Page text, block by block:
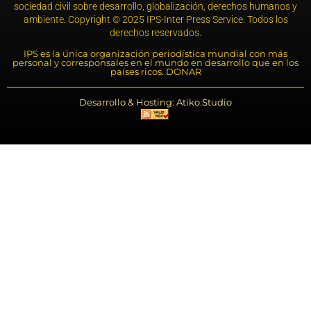
sociedad civil sobre desarrollo, globalización, derechos humanos y
ambiente. Copyright © 2025 IPS-Inter Press Service. Todos los
derechos reservados.
IPS es la única organización periodística mundial con más
personal y corresponsales en el mundo en desarrollo que en los
países ricos. DONAR
Desarrollo & Hosting: Atiko.Studio